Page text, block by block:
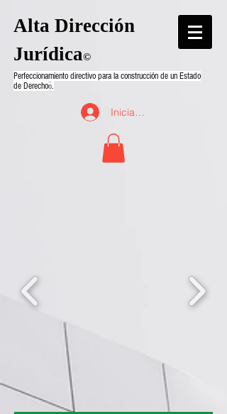
Alta Dirección
Jurídica©
Perfeccionamiento directivo para la construcción de un Estado
de Derecho©.
Iniciar sesión